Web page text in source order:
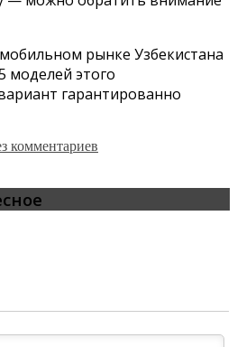
рынке Узбекистана
моделей этого
гарантированно
комментариев